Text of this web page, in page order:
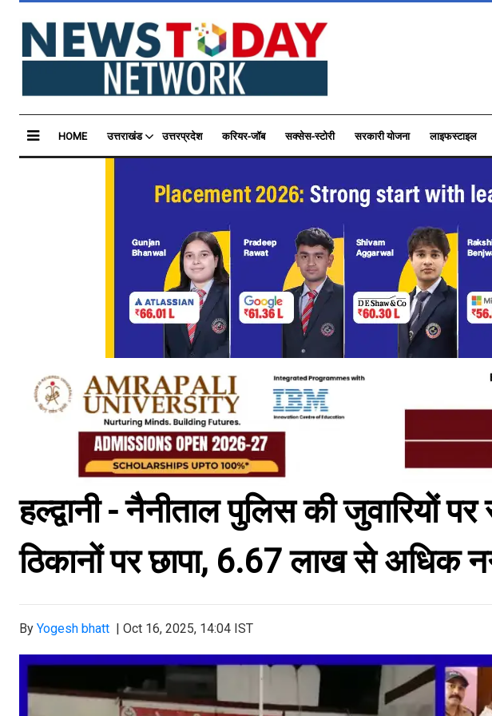
HOME उत्तराखंड उत्तरप्रदेश करियर-जॉब सक्सेस-स्टोरी सरकारी योजना लाइफस्टाइल
हल्द्वानी - नैनीताल पुलिस की जुवारियों
ठिकानों पर छापा, ₹6.67 लाख से अधिक
By Yogesh bhatt | Oct 16, 2025, 14:04 IST